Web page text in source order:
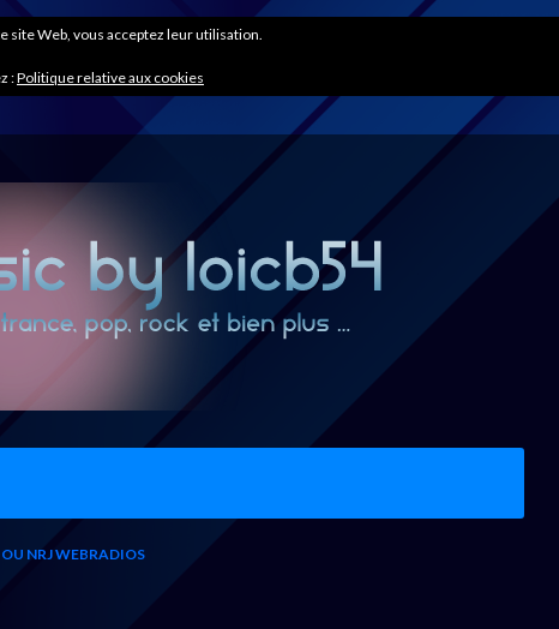
NRJ WEBRADIOS
site Web, vous acceptez leur utilisation.
:Politique relative aux cookies